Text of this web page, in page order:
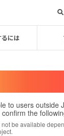
には
to users outside
the
be available